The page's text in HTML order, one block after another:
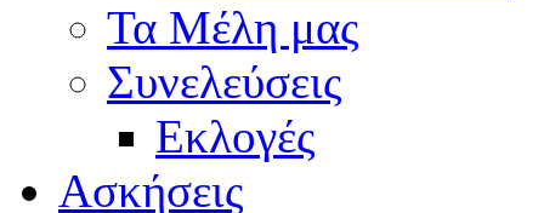
Τα Μέλη μας
Συνελεύσεις
Εκλογές
Ασκήσεις